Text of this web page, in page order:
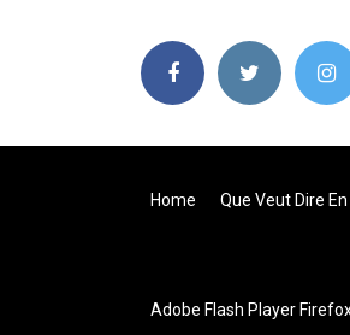
Home Que Veut Dire
Adobe Flash Player